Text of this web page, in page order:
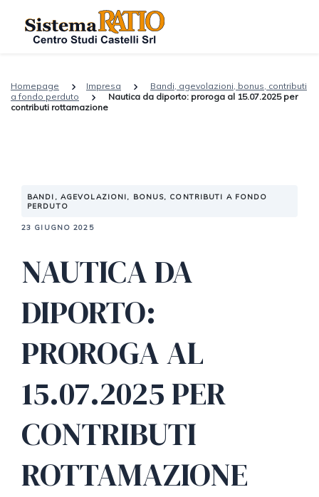
Homepage Impresa
Bandi, agevolazioni, bonus, contributi
a fondo perduto
Nautica da diporto: proroga al 15.07.2025 per
contributi rottamazione
BANDI, AGEVOLAZIONI, BONUS, CONTRIBUTI A FONDO
PERDUTO
23 GIUGNO 2025
NAUTICA DA
DIPORTO:
PROROGA AL
15.07.2025 PER
CONTRIBUTI
ROTTAMAZIONE